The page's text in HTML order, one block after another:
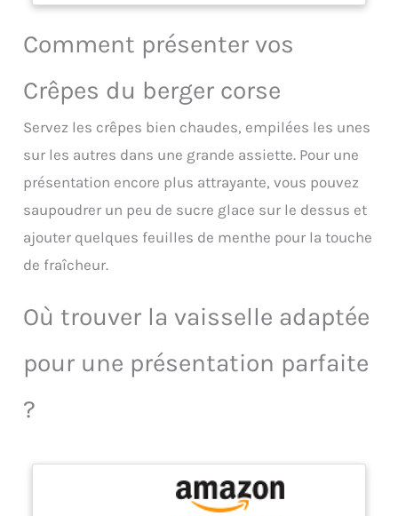
n’attachent. Facile à nettoyer
antiadhésif Conception très
intégrées, pieds antidérapant,
espace de rangement du
cordon
Comment présenter vos
Crêpes du berger corse
Servez les crêpes bien chaudes, empilées les unes
sur les autres dans une grande assiette. Pour une
présentation encore plus attrayante, vous pouvez
saupoudrer un peu de sucre glace sur le dessus et
ajouter quelques feuilles de menthe pour la touche
de fraîcheur.
Où trouver la vaisselle adaptée
pour une présentation parfaite
?